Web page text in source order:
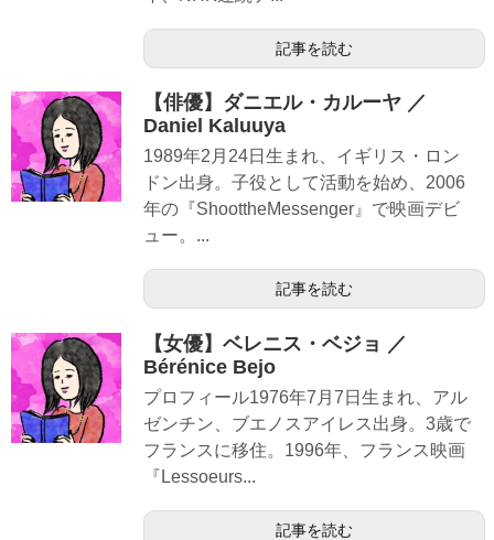
記事を読む
【俳優】ダニエル・カルーヤ ／
Daniel Kaluuya
1989年2月24日生まれ、イギリス・ロン
ドン出身。子役として活動を始め、2006
年の『ShoottheMessenger』で映画デビ
ュー。...
記事を読む
【女優】ベレニス・ベジョ ／
Bérénice Bejo
プロフィール1976年7月7日生まれ、アル
ゼンチン、ブエノスアイレス出身。3歳で
フランスに移住。1996年、フランス映画
『Lessoeurs...
記事を読む